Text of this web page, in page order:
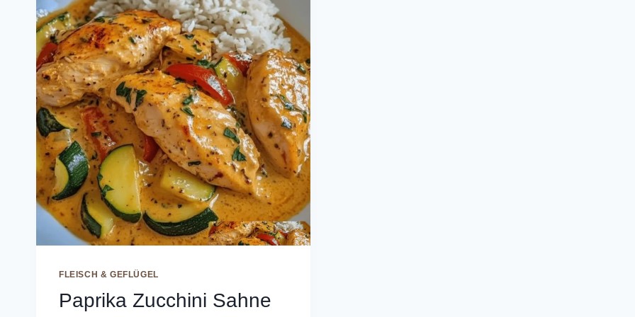
FLEISCH & GEFLÜGEL
Paprika Zucchini Sahne